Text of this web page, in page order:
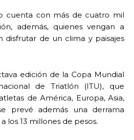
cuenta con más de cuatro mil
además, quienes vengan a
disfrutar de un clima y paisajes
edición de la Copa Mundial
de Triatlón (ITU), que
de América, Europa, Asia,
prevé además una derrama
los 13 millones de pesos.